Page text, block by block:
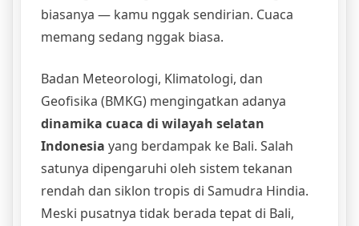
biasanya — kamu nggak sendirian. Cuaca
memang sedang nggak biasa.
Badan Meteorologi, Klimatologi, dan
Geofisika (BMKG) mengingatkan adanya
dinamika cuaca di wilayah selatan
Indonesia yang berdampak ke Bali. Salah
satunya dipengaruhi oleh sistem tekanan
rendah dan siklon tropis di Samudra Hindia.
Meski pusatnya tidak berada tepat di Bali,